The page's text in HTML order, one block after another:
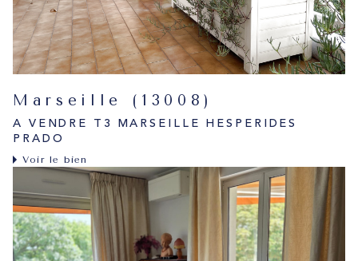
Marseille (13008)
A VENDRE T3 MARSEILLE HESPERIDES
PRADO
Voir le bien